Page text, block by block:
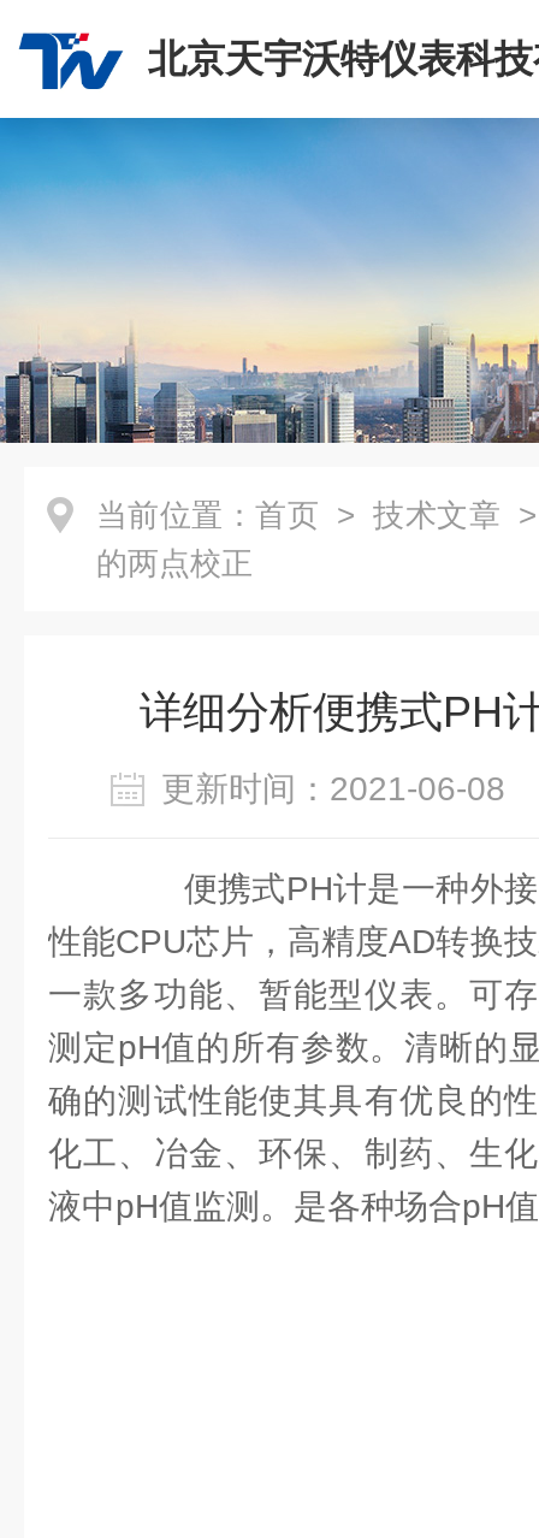
北京天宇沃特仪表科
司
当前位置： 首页 > 技术文章
的两点校正
详细分析便携式PH
更新时间：2021-06-
便携式PH计是一种外接
性能CPU芯片，高精度AD转换
一款多功能、暂能型仪表。可
测定pH值的所有参数。清晰的
确的测试性能使其具有优良的
化工、冶金、环保、制药、生
液中pH值监测。是各种场合pH